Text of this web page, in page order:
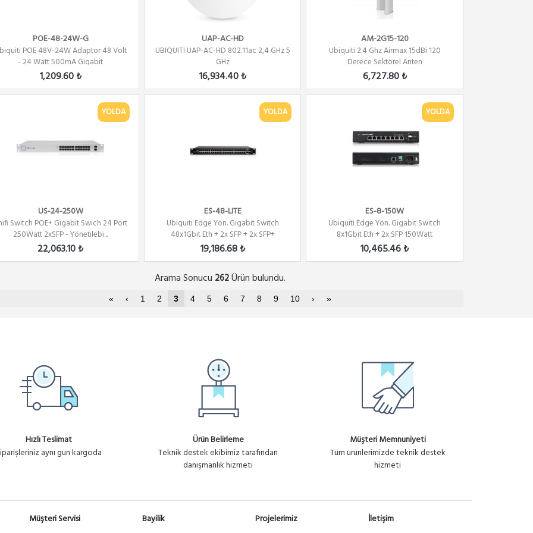
POE-48-24W-G
POE 48V-24W Adaptor 48 Volt
- 24 Watt 500mA Gigabit
1,209.60 ₺
UAP-AC-HD
UBIQUITI UAP-AC-HD 802.11ac 2,4 GHz 5
GHz
16,934.40 ₺
AM-2G15-120
Ubiquiti 2.4 Ghz Airmax 15dBi 120
Derece Sektörel Anten
6,727.80 ₺
YOLDA
US-24-250W
Switch POE+ Gigabit Swich 24 Port
250Watt 2xSFP - Yönetilebi...
22,063.10 ₺
YOLDA
ES-48-LITE
Ubiquiti Edge Yön. Gigabit Switch
48x1Gbit Eth + 2x SFP + 2x SFP+
19,186.68 ₺
YOLDA
ES-8-150W
Ubiquiti Edge Yön. Gigabit Switch
8x1Gbit Eth + 2x SFP 150Watt
10,465.46 ₺
Arama Sonucu 262Ürün bulundu.
« ‹ 1 2 3 4 5 6 7 8 9 10 › »
Hızlı Teslimat
aynı gün kargoda
Ürün Belirleme
Teknik destek ekibimiz tarafından
danışmanlık hizmeti
Müşteri Memnuniyeti
Tüm ürünlerimizde teknik destek
hizmeti
Müşteri Servisi
Bayilik
Projelerimiz
İletişim